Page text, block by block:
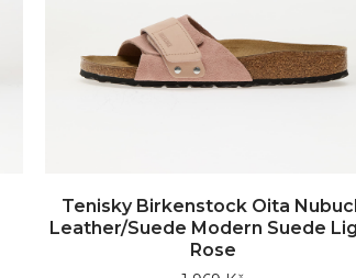
Tenisky Birkenstock Oita
Leather/Suede Modern Suede
Rose